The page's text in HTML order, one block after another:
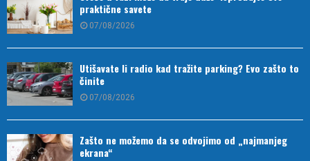
praktične savete
07/08/2026
Utišavate li radio kad tražite parking? Evo zašto to
činite
07/08/2026
Zašto ne možemo da se odvojimo od „najmanjeg
ekrana“